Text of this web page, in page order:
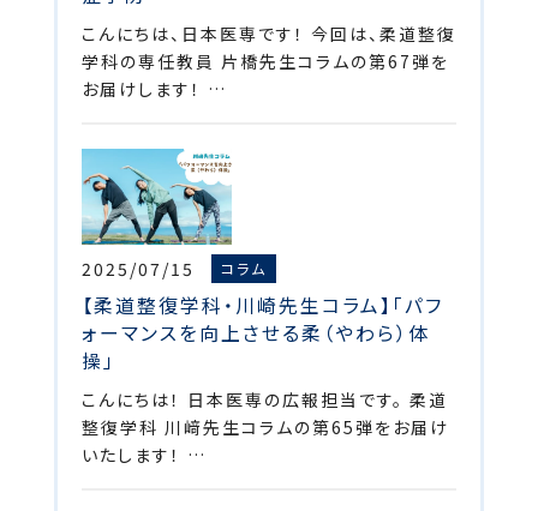
こんにちは、日本医専です！ 今回は、柔道整復
学科の専任教員 片橋先生コラムの第67弾を
お届けします！ …
2025/07/15 コラム
【柔道整復学科・川崎先生コラム】「パフ
ォーマンスを向上させる柔（やわら）体
操」
こんにちは！ 日本医専の広報担当です。 柔道
整復学科 川﨑先生コラムの第65弾をお届け
いたします！ …